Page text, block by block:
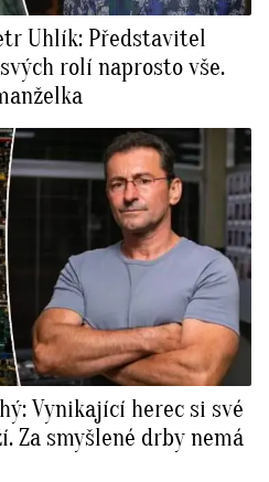
Uhlík: Představitel
rolí naprosto vše.
Vynikající herec si své
Za smyšlené drby nemá